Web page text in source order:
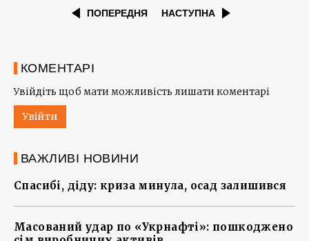
ПОПЕРЕДНЯ НАСТУПНА
КОМЕНТАРІ
Увійдіть щоб мати можливість лишати коментарі
Увійти
ВАЖЛИВІ НОВИНИ
Спасибі, діду: криза минула, осад залишився
Масований удар по «Укрнафті»: пошкоджено